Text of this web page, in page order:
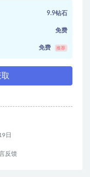
9.9钻石
免费
免费 推荐
日
反馈